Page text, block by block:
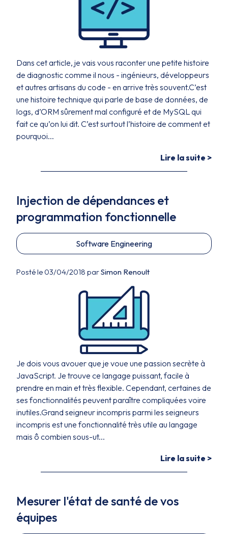
Dans cet article, je vais vous raconter une petite histoire
de diagnostic comme il nous - ingénieurs, développeurs
et autres artisans du code - en arrive très souvent.C’est
une histoire technique qui parle de base de données, de
logs, d’ORM sûrement mal configuré et de MySQL qui
fait ce qu’on lui dit. C’est surtout l’histoire de comment et
pourquoi...
Lire la suite >
Injection de dépendances et
programmation fonctionnelle
Software Engineering
Posté le 03/04/2018 parSimon Renoult
Je dois vous avouer que je voue une passion secrète à
JavaScript. Je trouve ce langage puissant, facile à
prendre en main et très flexible. Cependant, certaines de
ses fonctionnalités peuvent paraître compliquées voire
inutiles.Grand seigneur incompris parmi les seigneurs
incompris est une fonctionnalité très utile au langage
mais ô combien sous-ut...
Lire la suite >
Mesurer l'état de santé de vos
équipes